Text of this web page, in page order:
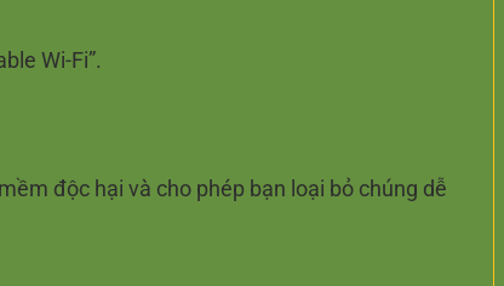
Wi-Fi”.
độc hại và cho phép bạn loại bỏ chúng dễ